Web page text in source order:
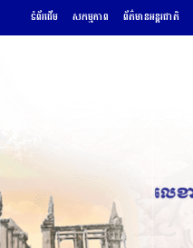
ទំព័រដើម សកម្មភាព ព័ត៌មានអន្តរជាតិ